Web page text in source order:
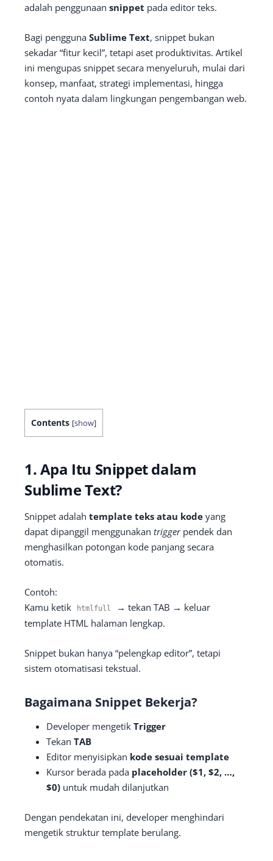
adalah penggunaan snippet pada editor teks.
Bagi pengguna Sublime Text, snippet bukan
sekadar “fitur kecil”, tetapi aset produktivitas. Artikel
ini mengupas snippet secara menyeluruh, mulai dari
konsep, manfaat, strategi implementasi, hingga
contoh nyata dalam lingkungan pengembangan web.
Contents [show]
1. Apa Itu Snippet dalam
Sublime Text?
Snippet adalah template teks atau kode yang
dapat dipanggil menggunakan triggerpendek dan
menghasilkan potongan kode panjang secara
otomatis.
Contoh:
Kamu ketik
htmlfull
→ tekan TAB → keluar
template HTML halaman lengkap.
Snippet bukan hanya “pelengkap editor”, tetapi
sistem otomatisasi tekstual.
Bagaimana Snippet Bekerja?
Developer mengetik Trigger
Tekan TAB
Editor menyisipkan kode sesuai template
Kursor berada pada placeholder ($1, $2, …,
$0) untuk mudah dilanjutkan
Dengan pendekatan ini, developer menghindari
mengetik struktur template berulang.